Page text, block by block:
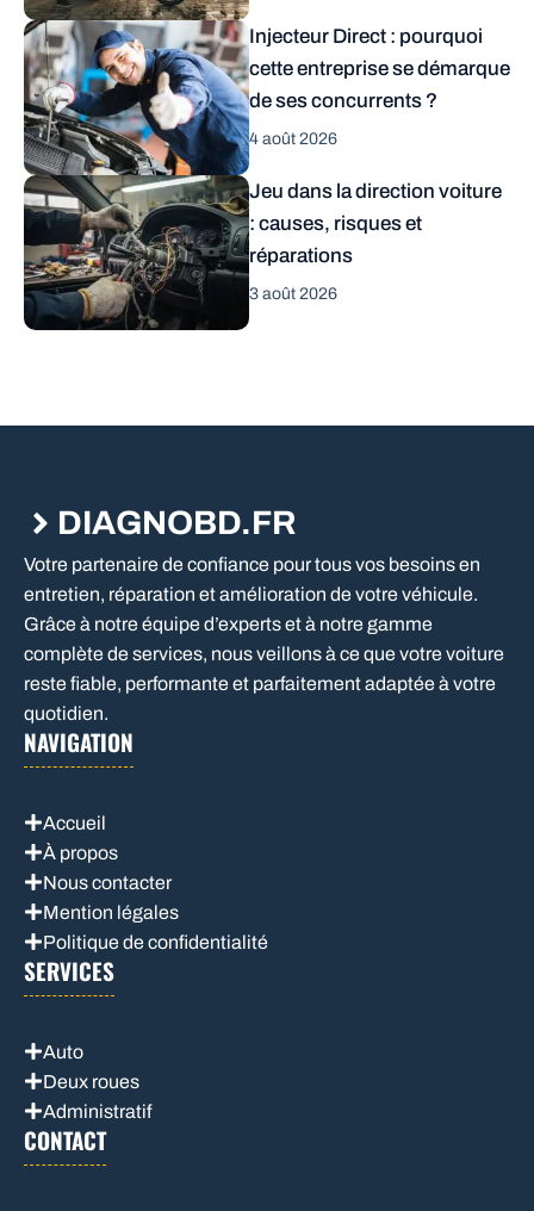
Injecteur Direct : pourquoi
cette entreprise se démarque
de ses concurrents ?
4 août 2026
Jeu dans la direction voiture
: causes, risques et
réparations
3 août 2026
DIAGNOBD.FR
Votre partenaire de confiance pour tous vos besoins en
entretien, réparation et amélioration de votre véhicule.
Grâce à notre équipe d’experts et à notre gamme
complète de services, nous veillons à ce que votre voiture
reste fiable, performante et parfaitement adaptée à votre
quotidien.
NAVIGATION
Accueil
À propos
Nous contacter
Mention légales
Politique de confidentialité
SERVICES
Auto
Deux roues
Administratif
CONTACT